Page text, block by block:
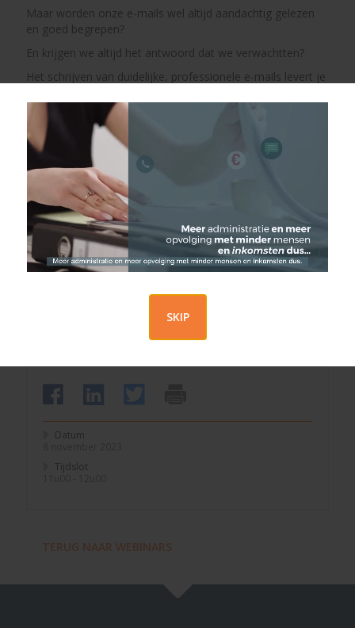
SKIP
Maar worden onze e-mails wel altijd aandachtig gelezen
en goed begrepen?
En krijgen we altijd het antwoord dat we verwachtten?
Het schrijven van duidelijke, professionele e-mails levert je
Tijdwinst: je hoeft je correspondenten niet opnieuw
aan te sporen
Meer efficiëntie: de gevraagde acties worden snel en
goed uitgevoerd.
Geloofwaardigheid: je straalt het imago uit van
iemand die georganiseerd en professioneel is
Samen zullen we een aantal tips bekijken om je te helpen,
zoals:
Een lay-out die het gemakkelijker maakt om snel te
lezen en de inhoud goed te begrijpen
Datum
Tijdslot
TERUG NAAR WEBINARS